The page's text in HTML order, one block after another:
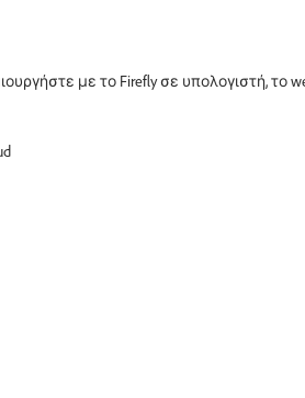
με το Firefly σε υπολογιστή, το